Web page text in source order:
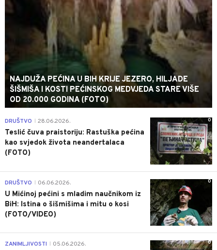
NAJDUŽA PEĆINA U BIH KRIJE JEZERO, HILJADE
ŠIŠMIŠA I KOSTI PEĆINSKOG MEDVJEDA STARE VIŠE
OD 20.000 GODINA (FOTO)
0
DRUŠTVO 28.06.2026.
Teslić čuva praistoriju: Rastuška pećina
kao svjedok života neandertalaca
(FOTO)
0
DRUŠTVO 06.06.2026.
U Mićinoj pećini s mladim naučnikom iz
BiH: Istina o šišmišima i mitu o kosi
(FOTO/VIDEO)
0
ZANIMLJIVOSTI 05.06.2026.